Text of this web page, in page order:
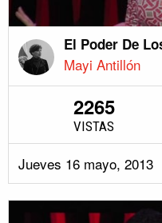
El Poder De
Mayi Antillón
2265
VISTAS
Jueves 16 mayo, 2013